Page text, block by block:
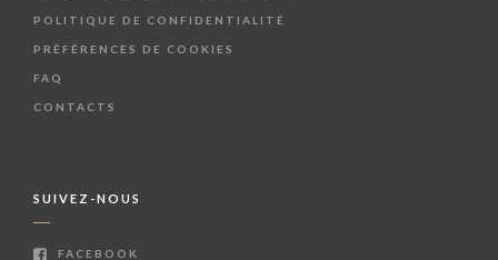
POLITIQUE DE CONFIDENTIALITÉ
PRÉFÉRENCES DE COOKIES
FAQ
CONTACTS
SUIVEZ-NOUS
FACEBOOK